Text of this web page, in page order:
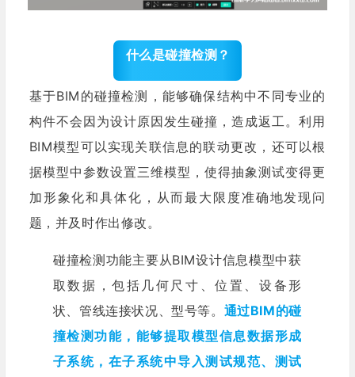
什么是碰撞检测？
基于BIM的碰撞检测，能够确保结构中不同专业的
构件不会因为设计原因发生碰撞，造成返工。利用
BIM模型可以实现关联信息的联动更改，还可以根
据模型中参数设置三维模型，使得抽象测试变得更
加形象化和具体化，从而最大限度准确地发现问
题，并及时作出修改。
碰撞检测功能主要从BIM设计信息模型中获
取数据，包括几何尺寸、位置、设备形
状、管线连接状况、型号等。 通过BIM的碰
撞检测功能，能够提取模型信息数据形成
子系统，在子系统中导入测试规范、测试